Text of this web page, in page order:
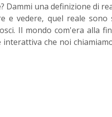
Dammi una definizione di
e vedere, quel reale
Il mondo com'era alla
che noi